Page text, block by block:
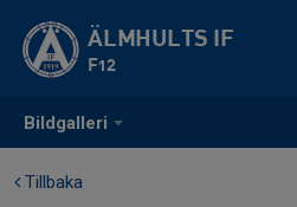
Bildgalleri
ÄLMHULTS IF
F12
Tillbaka